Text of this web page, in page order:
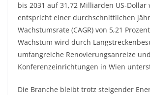
bis 2031 auf 31,72 Milliarden US-Dollar
entspricht einer durchschnittlichen
Wachstumsrate (CAGR) von 5,21
Wachstum wird durch
umfangreiche Renovierungsanreize
Konferenzeinrichtungen in Wien
Die Branche bleibt trotz steigender